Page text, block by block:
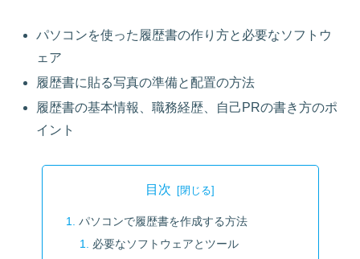
パソコンを使った履歴書の作り方と必要なソフトウ
ェア
履歴書に貼る写真の準備と配置の方法
履歴書の基本情報、職務経歴、自己PRの書き方のポ
イント
目次
パソコンで履歴書を作成する方法
必要なソフトウェアとツール